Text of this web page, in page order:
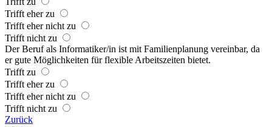
Trifft eher zu
Trifft eher nicht zu
Trifft nicht zu
Der Beruf als Informatiker/in ist mit Familienplanung vereinbar, da
er gute Möglichkeiten für flexible Arbeitszeiten bietet.
Trifft zu
Trifft eher zu
Trifft eher nicht zu
Trifft nicht zu
Zurück